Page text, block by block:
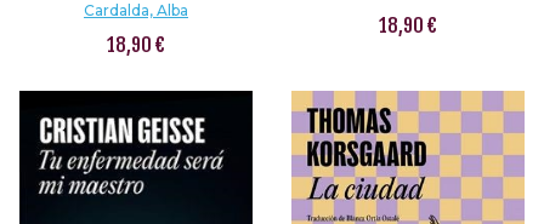
Cardalda, Alba
18,90 €
18,90 €